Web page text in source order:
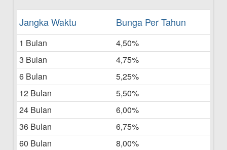
Daftar Pemenang Undian TAMASHA
Bulan Mei 2025
Laporan Keuangan Berkelanjutan
06-05-2025
Daftar Pemenang Undian TAMASHA
Bulan April 2025
15-04-2025
Pengumuman Nama Baru Perusahaan
Jangka Waktu Bunga Per Tahun
1 Bulan
4,50%
3 Bulan
4,75%
6 Bulan
5,25%
12 Bulan
5,50%
24 Bulan
6,00%
36 Bulan
6,75%
60 Bulan
8,00%